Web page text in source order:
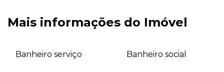
Mais informações do Imóvel
Banheiro serviço Banheiro social